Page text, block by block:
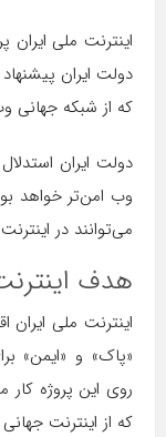
دولت ایران
که از شبکه جهانی
دولت ایران
وب امن‌تر خواهد
می‌توانند در
هدف
اینترنت ملی ایران
روی این پروژه
که از اینترنت